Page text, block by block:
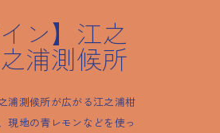
ン】江之
浦測候所
浦測候所が広がる江之浦柑
現地の青レモンなどを使っ